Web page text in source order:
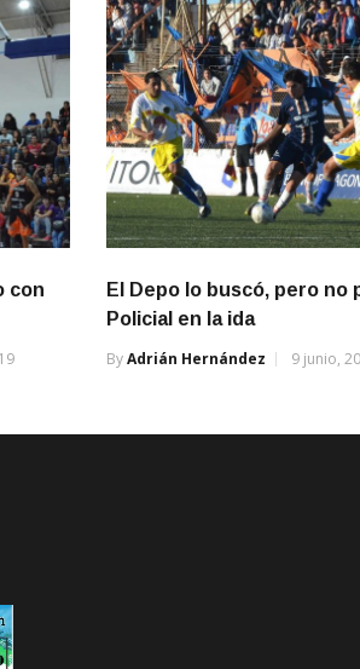
con
El Depo lo buscó, pero no
Policial en la ida
ByAdrián Hernández 9 junio,